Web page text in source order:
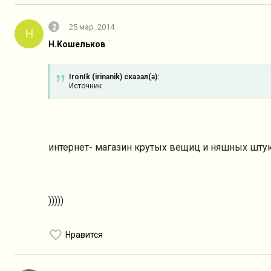
Н 2 25 мар. 2014
Н.Кошельков
IronIk (irinanik) сказал(а):
Источник
интернет- магазин крутых вещиц и няшных
)))))
Нравится